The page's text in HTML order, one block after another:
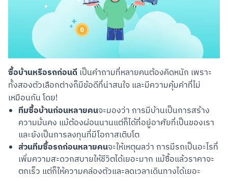
ซื้อบ้านหรือรถก่อนดี เป็นคำถามที่หลายคนต้องคิดหนัก เพราะ
ทั้งสองตัวเลือกต่างก็มีข้อดีที่น่าสนใจ และมีความคุ้มค่าที่ไม่
เหมือนกัน โดย!
ทีมซื้อบ้านก่อนหลายคนจะมองว่า การมีบ้านเป็นการสร้าง
ความมั่นคง แม้ต้องผ่อนนานแต่ก็ได้ที่อยู่อาศัยที่เป็นของเรา
และยังเป็นการลงทุนที่มีโอกาสเติบโต
ส่วนทีมซื้อรถก่อนหลายคนจะให้เหตุผลว่า การมีรถเป็นอะไรที่
เพิ่มความสะดวกสบายให้ชีวิตได้เยอะมาก แม้ซื้อแล้วราคาจะ
ตกเร็ว แต่ก็ให้ความคล่องตัวและลดเวลาเดินทางได้เยอะ